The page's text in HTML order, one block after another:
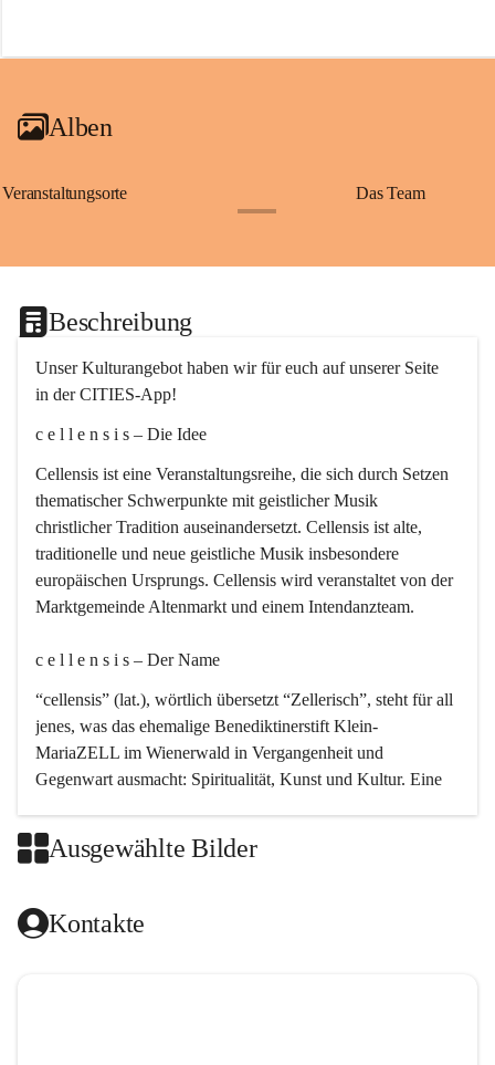
Alben
Veranstaltungsorte Das Team
Beschreibung
Unser Kulturangebot haben wir für euch auf unserer Seite
in der CITIES-App!
c e l l e n s i s – Die Idee
Cellensis ist eine Veranstaltungsreihe, die sich durch Setzen
thematischer Schwerpunkte mit geistlicher Musik
christlicher Tradition auseinandersetzt. Cellensis ist alte,
traditionelle und neue geistliche Musik insbesondere
europäischen Ursprungs. Cellensis wird veranstaltet von der
Marktgemeinde Altenmarkt und einem Intendanzteam.
c e l l e n s i s – Der Name
“cellensis” (lat.), wörtlich übersetzt “Zellerisch”, steht für all
jenes, was das ehemalige Benediktinerstift Klein-
MariaZELL im Wienerwald in Vergangenheit und
Gegenwart ausmacht: Spiritualität, Kunst und Kultur. Eine
Kirchenmusik, dem kunstvollen Lob Gottes.
Das kirchenmusikalische Festival Cellensis wird seit dem
Ausgewählte Bilder
Kontakte